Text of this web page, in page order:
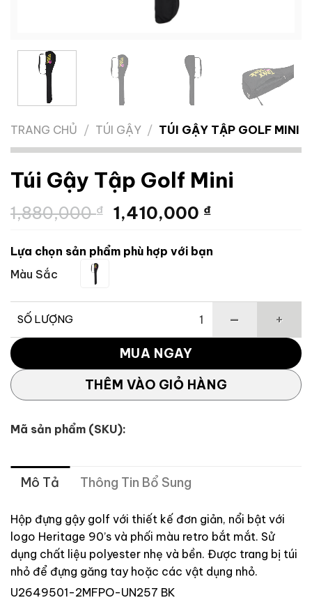
TRANG CHỦ / TÚI GẬY / TÚI GẬY TẬP GOLF MINI
Túi Gậy Tập Golf Mini
1,880,000₫
Giá
là:
1,880,000 ₫.
1,410,000 ₫Giá
tại
là:
Lựa chọn sản phẩm phù hợp với bạn
Màu Sắc
SỐ LƯỢNG
Túi Gậy Tập Golf Mini số lượng
THÊM VÀO GIỎ HÀNG
MUA NGAY
Mã sản phẩm (SKU):
Mô Tả Thông Tin Bổ Sung
Hộp đựng gậy golf với thiết kế đơn giản, nổi bật với
logo Heritage 90’s và phối màu retro bắt mắt. Sử
dụng chất liệu polyester nhẹ và bền. Được trang bị túi
nhỏ để đựng găng tay hoặc các vật dụng nhỏ.
U2649501-2MFPO-UN257 BK